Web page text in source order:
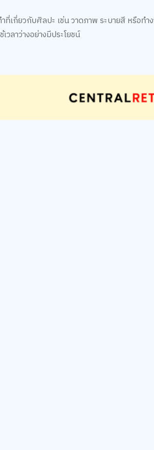
เกี่ยวกับศิลปะ เช่น วาดภาพ ระบายสี หรือทำ
ลาว่างอย่างมีประโยชน์